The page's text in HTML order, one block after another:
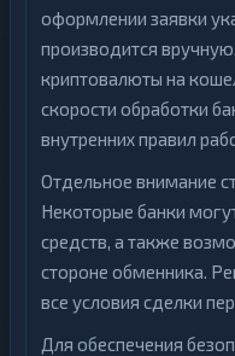
оформлении заявки
производится
криптовалюты на
скорости обработки
внутренних правил
Отдельное внимание
Некоторые банки
средств, а также
стороне обменника.
все условия сделки
Для обеспечения